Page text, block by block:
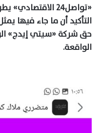
«تواصل٢٤
التأكيد أن ما جاء فيها
حق شركة «سيتي إيدج»
الواقعة.